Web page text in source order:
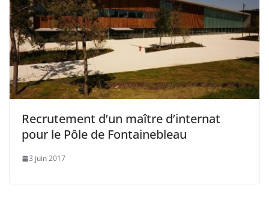
Recrutement d’un maître d’internat
pour le Pôle de Fontainebleau
3 juin 2017